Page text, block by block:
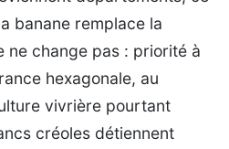
banane remplace la
ne change pas : priorité à
hexagonale, au
vivrière pourtant
créoles détiennent